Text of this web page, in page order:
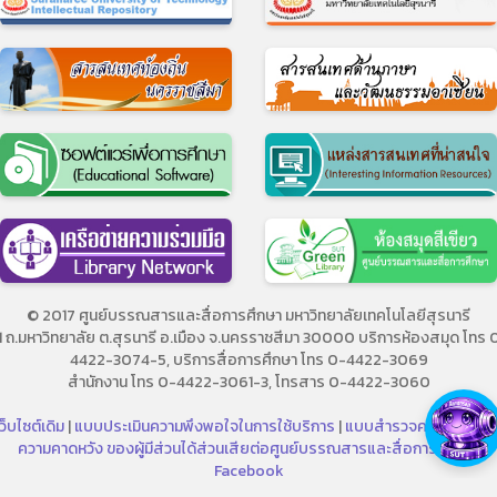
© 2017 ศูนย์บรรณสารและสื่อการศึกษา มหาวิทยาลัยเทคโนโลยีสุรนารี
ถ.มหาวิทยาลัย ต.สุรนารี อ.เมือง จ.นครราชสีมา 30000 บริการห้องสมุด โทร
4422-3074-5, บริการสื่อการศึกษา โทร 0-4422-3069
สำนักงาน โทร 0-4422-3061-3, โทรสาร 0-4422-3060
บไซต์เดิม|แบบประเมินความพึงพอใจในการใช้บริการ |แบบสำรวจความต้องก
ความคาดหวัง ของผู้มีส่วนได้ส่วนเสียต่อศูนย์บรรณสารและสื่อการศึกษา|
Facebook